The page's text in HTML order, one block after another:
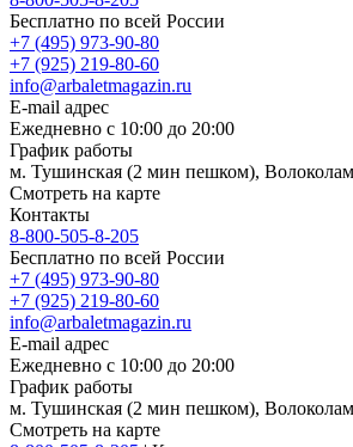
Бесплатно по всей России
+7 (495) 973-90-80
+7 (925) 219-80-60
info@arbaletmagazin.ru
E-mail адрес
Ежедневно с 10:00 до 20:00
График работы
м. Тушинская (2 мин пешком),
Смотреть на карте
Контакты
8-800-505-8-205
Бесплатно по всей России
+7 (495) 973-90-80
+7 (925) 219-80-60
info@arbaletmagazin.ru
E-mail адрес
Ежедневно с 10:00 до 20:00
График работы
м. Тушинская (2 мин пешком),
Смотреть на карте